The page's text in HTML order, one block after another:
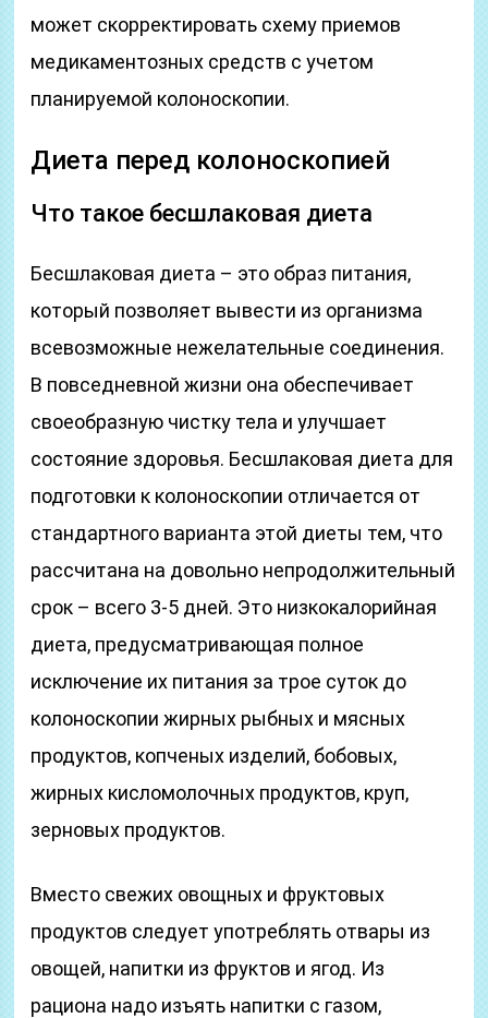
может скорректировать схему приемов
медикаментозных средств с учетом
планируемой колоноскопии.
Диета перед колоноскопией
Что такое бесшлаковая диета
Бесшлаковая диета – это образ питания,
который позволяет вывести из организма
всевозможные нежелательные соединения.
В повседневной жизни она обеспечивает
своеобразную чистку тела и улучшает
состояние здоровья. Бесшлаковая диета для
подготовки к колоноскопии отличается от
стандартного варианта этой диеты тем, что
рассчитана на довольно непродолжительный
срок – всего 3-5 дней. Это низкокалорийная
диета, предусматривающая полное
исключение их питания за трое суток до
колоноскопии жирных рыбных и мясных
продуктов, копченых изделий, бобовых,
жирных кисломолочных продуктов, круп,
зерновых продуктов.
Вместо свежих овощных и фруктовых
продуктов следует употреблять отвары из
овощей, напитки из фруктов и ягод. Из
рациона надо изъять напитки с газом,